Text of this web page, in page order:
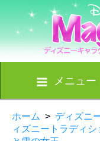
メニュー
ホーム > ディズニ
ィズニートラディ